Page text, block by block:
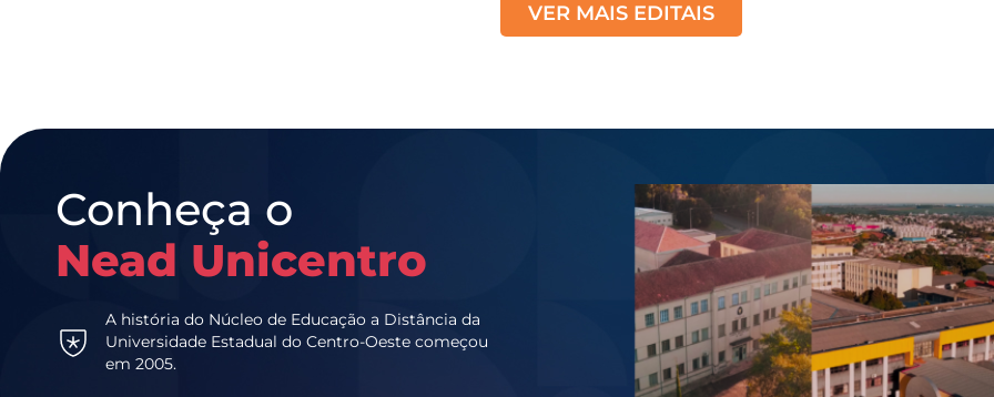
VER MAIS EDITAIS
Conheça o
Nead Unicentro
A história do Núcleo de Educação a Distância da
Universidade Estadual do Centro-Oeste começou
em 2005.